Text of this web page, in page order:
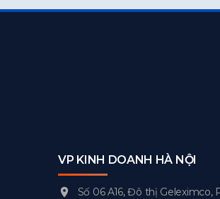
VP KINH DOANH HÀ NỘI
Số 06 A16, Đô thị Geleximco,